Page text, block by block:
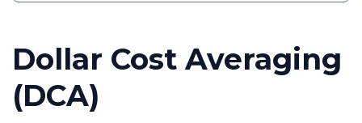
Dollar Cost Averaging
(DCA)